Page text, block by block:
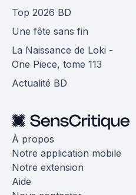
Top 2026 BD
Une fête sans fin
La Naissance de Loki -
One Piece, tome 113
Actualité BD
À propos
Notre application mobile
Notre extension
Aide